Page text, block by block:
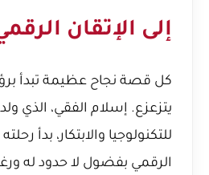
إلى الإتقان
كل قصة نجاح عظيمة تبدأ
يتزعزع. إسلام الفقي، الذي
للتكنولوجيا والابتكار، بدأ
الرقمي بفضول لا حدود له